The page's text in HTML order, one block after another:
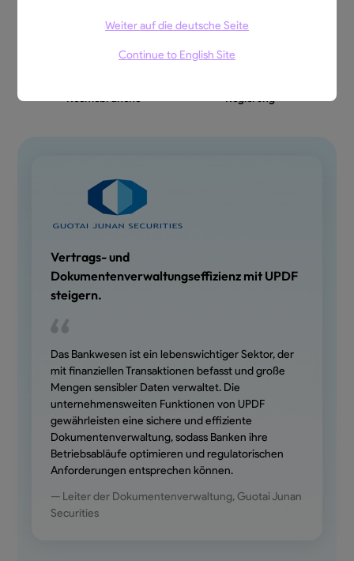
Weiter auf die deutsche Seite
Continue to English Site
Bankwesen Versicherungsbranche
Gesundheitswesen Herstellungsindustrie
Rechtsbranche Regierung
Vertrags- und
Dokumentenverwaltungseffizienz mit UPDF
steigern.
Das Bankwesen ist ein lebenswichtiger Sektor, der
mit finanziellen Transaktionen befasst und große
Mengen sensibler Daten verwaltet. Die
unternehmensweiten Funktionen von UPDF
gewährleisten eine sichere und effiziente
Dokumentenverwaltung, sodass Banken ihre
Betriebsabläufe optimieren und regulatorischen
Anforderungen entsprechen können.
— Leiter der Dokumentenverwaltung, Guotai Junan
Securities